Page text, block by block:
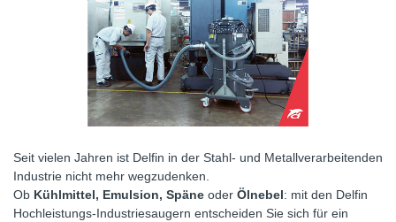
Seit vielen Jahren ist Delfin in der Stahl- und Metallverarbeitenden
Industrie nicht mehr wegzudenken.
Ob Kühlmittel, Emulsion, Späne oder Ölnebel: mit den Delfin
Hochleistungs-Industriesaugern entscheiden Sie sich für ein